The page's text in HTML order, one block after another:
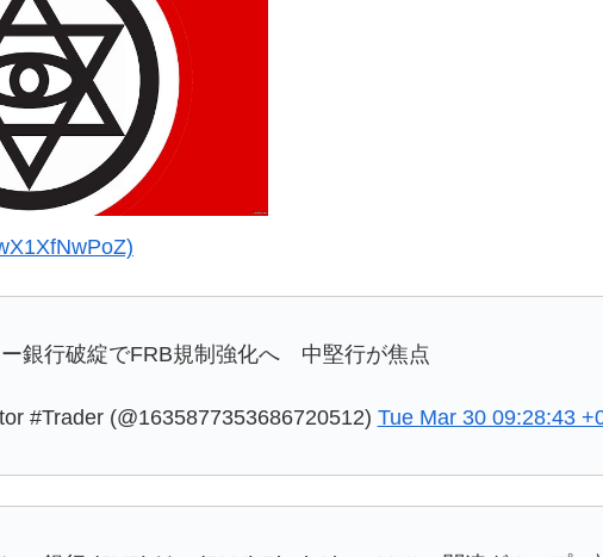
銀行破綻でFRB規制強化へ 中堅行が焦点
#Trader (@1635877353686720512) Tue Mar 30 09:28:43